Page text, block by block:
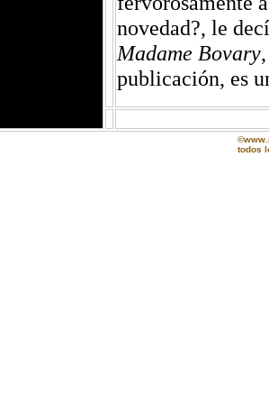
novedad?, le
Madame Bovary
publicación, es
todos